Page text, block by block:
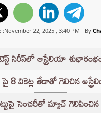
22, 2025 , 3:40 PM By
సిరీస్⁬లో ఆస్ట్రేలియా
పై 8 వికెట్ల తేడాతో గెలిచిన
సెంచరీతో మ్యాచ్